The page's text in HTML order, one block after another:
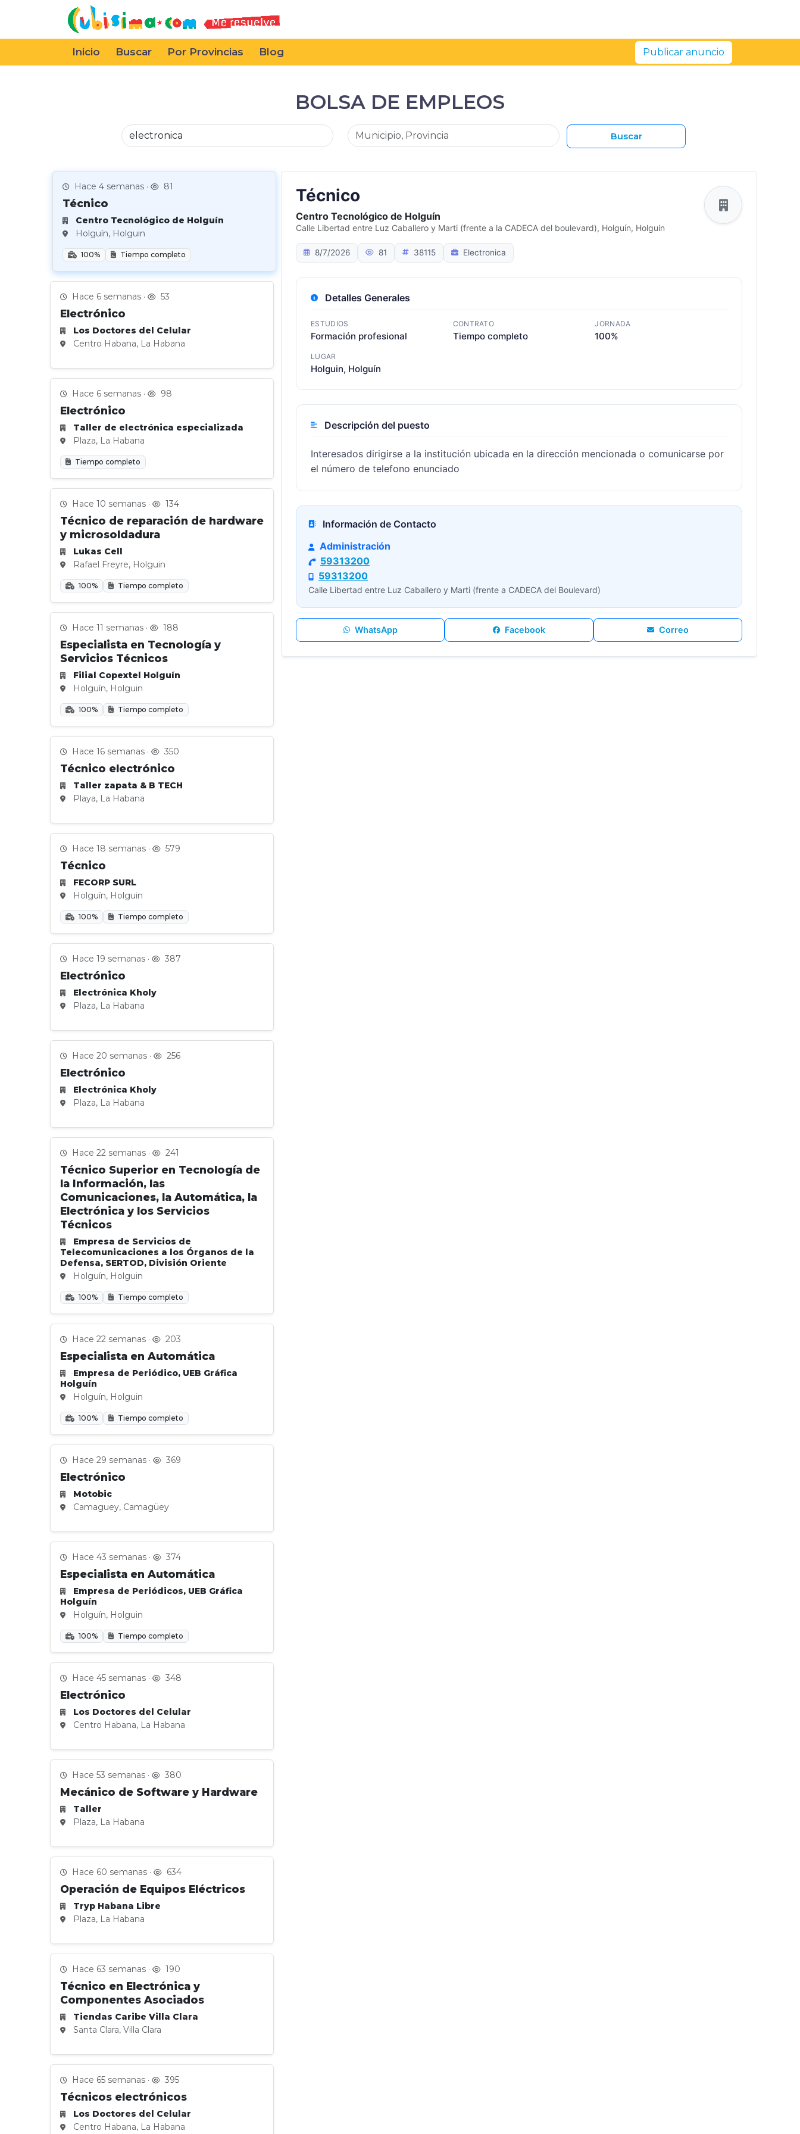
Inicio Buscar Por Provincias Blog Publicar anuncio
BOLSA DE EMPLEOS
Buscar
Hace 4 semanas · 81
Técnico
Centro Tecnológico de Holguín
Holguín, Holguin
100% Tiempo completo
Hace 6 semanas · 53
Electrónico
Los Doctores del Celular
Centro Habana, La Habana
Hace 6 semanas · 98
Electrónico
Taller de electrónica especializada
Plaza, La Habana
Tiempo completo
Hace 10 semanas · 134
Técnico de reparación de hardware
y microsoldadura
Lukas Cell
Rafael Freyre, Holguin
100% Tiempo completo
Hace 11 semanas · 188
Especialista en Tecnología y
Servicios Técnicos
Filial Copextel Holguín
Holguín, Holguin
100% Tiempo completo
Hace 16 semanas · 350
Técnico electrónico
Taller zapata & B TECH
Playa, La Habana
Hace 18 semanas · 579
Técnico
FECORP SURL
Holguín, Holguin
100% Tiempo completo
Hace 19 semanas · 387
Electrónico
Electrónica Kholy
Plaza, La Habana
Hace 20 semanas · 256
Electrónico
Electrónica Kholy
Plaza, La Habana
Hace 22 semanas · 241
Técnico Superior en Tecnología de
la Información, las
Comunicaciones, la Automática, la
Electrónica y los Servicios
Técnicos
Empresa de Servicios de
Telecomunicaciones a los Órganos de la
Defensa, SERTOD, División Oriente
Holguín, Holguin
100% Tiempo completo
Hace 22 semanas · 203
Especialista en Automática
Empresa de Periódico, UEB Gráfica
Holguín
Holguín, Holguin
100% Tiempo completo
Hace 29 semanas · 369
Electrónico
Motobic
Camaguey, Camagüey
Hace 43 semanas · 374
Especialista en Automática
Empresa de Periódicos, UEB Gráfica
Holguín
Holguín, Holguin
100% Tiempo completo
Hace 45 semanas · 348
Electrónico
Los Doctores del Celular
Centro Habana, La Habana
Hace 53 semanas · 380
Mecánico de Software y Hardware
Taller
Plaza, La Habana
Hace 60 semanas · 634
Operación de Equipos Eléctricos
Tryp Habana Libre
Plaza, La Habana
Hace 63 semanas · 190
Técnico en Electrónica y
Componentes Asociados
Tiendas Caribe Villa Clara
Santa Clara, Villa Clara
Hace 65 semanas · 395
Técnicos electrónicos
Los Doctores del Celular
Centro Habana, La Habana
Técnico
Centro Tecnológico de Holguín
Calle Libertad entre Luz Caballero y Marti (frente a la CADECA del boulevard), Holguín, Holguin
8/7/2026 81 38115 Electronica
Detalles Generales
ESTUDIOS
Formación profesional
CONTRATO
Tiempo completo
JORNADA
100%
LUGAR
Holguin, Holguín
Descripción del puesto
Interesados dirigirse a la institución ubicada en la dirección mencionada o comunicarse por
el número de telefono enunciado
Información de Contacto
Administración
59313200
59313200
Calle Libertad entre Luz Caballero y Marti (frente a CADECA del Boulevard)
WhatsApp Facebook Correo